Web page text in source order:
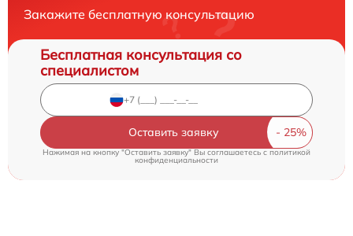
Закажите бесплатную консультацию
Бесплатная консультация со
специалистом
Оставить заявку
Нажимая на кнопку "Оставить заявку" Вы соглашаетесь cполитикой
конфиденциальности